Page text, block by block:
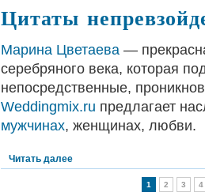
Цитаты
Марина Цветаева —
серебряного века, которая
непосредственные,
Weddingmix.ru предлагает
мужчинах, женщинах, любви.
Читать далее
1 2 3 4